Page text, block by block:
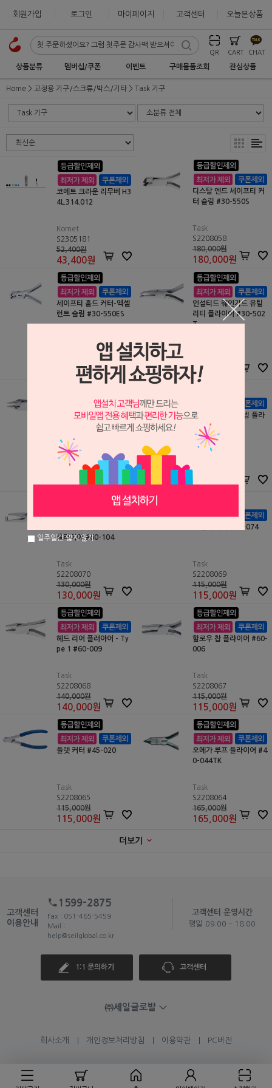
회원가입 로그인 마이페이지 고객센터 오늘본상품
QR CART CHAT
상품분류 멤버십/쿠폰 이벤트 구매물품조회 관심상품
Home 교정용 기구/스크류/박스/기타 Task 기구
코메트 크라운 리무버 H3
4L.314.012
Komet
S2305181
52,400원
43,400원
디스탈 엔드 세이프티 커
터 슬림 #30-550S
Task
S2208058
180,000원
180,000원
세이프티 홀드 커터-엑셀
런트 슬림 #30-550ES
170,000 원
인설티드 웨인가드 유틸
리티 플라이어 #30-502
T
140,000
리게쳐 와이어 플라이어,
커터 #30-315C
Task
S2208054
150,000원
150,000원
컨버터블 캡 리무빙 플라
이어 #60-105
210,000원
210,000원
플라이어 #60-104
Task
S2208070
130,000원
130,000원
영 플라이어 #60-074
Task
S2208069
115,000원
115,000원
헤드 리어 플러아어 - Ty
pe 1 #60-009
Task
S2208068
140,000원
140,000원
할로우 찹 플라이어 #60-
006
Task
S2208067
115,000원
115,000원
플랫 커터 #45-020
Task
S2208065
115,000원
115,000원
오메가 루프 플라이어 #4
0-044TK
Task
S2208064
165,000원
165,000원
더보기
고객센터
이용안내
1599-2875
Fax : 051-465-5459
Mail :
help@seilglobal.co.kr
고객센터 운영시간
평일 09:00 - 18:00
1:1 문의하기 고객센터
㈜세일글로발
회사소개 개인정보처리방침 이용약관 PC버전
일주일간 열지 않기